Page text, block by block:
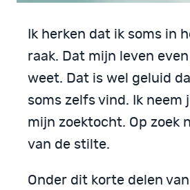
Ik herken dat ik soms in
raak. Dat mijn leven
weet. Dat is wel geluid
soms zelfs vind. Ik neem
mijn zoektocht. Op zoek
van de stilte.
Onder dit korte delen